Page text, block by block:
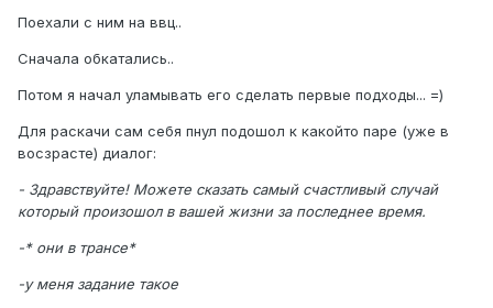
Поехали с ним на ввц..
Сначала обкатались..
Потом я начал уламывать его сделать первые подходы... =)
Для раскачи сам себя пнул подошол к какойто паре (уже в
восзрасте) диалог:
- Здравствуйте! Можете сказать самый счастливый случай
который произошол в вашей жизни за последнее время.
-* они в трансе*
-у меня задание такое